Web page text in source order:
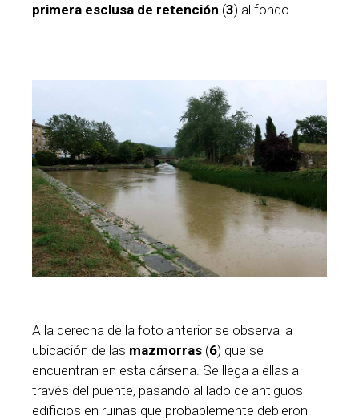
primera esclusa de retención (3) al fondo.
A la derecha de la foto anterior se observa la
ubicación de las mazmorras (6) que se
encuentran en esta dársena. Se llega a ellas a
través del puente, pasando al lado de antiguos
edificios en ruinas que probablemente debieron